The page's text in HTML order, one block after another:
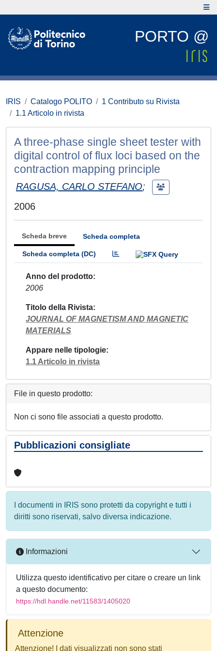
PORTO @
IRIS Catalogo POLITO
1 Contributo su Rivista
1.1 Articolo in rivista
A three-phase single sheet tester with
digital control of flux loci based on the
contraction mapping principle
RAGUSA, CARLO STEFANO;
2006
Scheda breve Scheda completa
Scheda completa (DC)
Anno del prodotto
2006
Titolo della Rivista
JOURNAL OF MAGNETISM AND MAGNETIC
MATERIALS
Appare nelle tipologie
1.1 Articolo in rivista
File in questo prodotto:
Non ci sono file associati a questo prodotto.
Pubblicazioni consigliate
I documenti in IRIS sono protetti da copyright e tutti i
diritti sono riservati, salvo diversa indicazione.
Informazioni
Utilizza questo identificativo per citare o creare un link
a questo documento:
https://hdl.handle.net/11583/1405020
Attenzione
Attenzione! I dati visualizzati non sono stati